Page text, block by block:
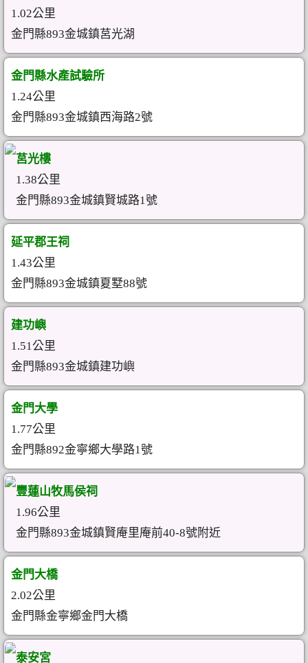
1.02公里
金門縣893金城鎮莒光湖
金門縣水產試驗所
1.24公里
金門縣893金城鎮西海路2號
莒光樓
1.38公里
金門縣893金城鎮賢城路1號
延平郡王祠
1.43公里
金門縣893金城鎮夏墅88號
建功嶼
1.51公里
金門縣893金城鎮建功嶼
金門大學
1.77公里
金門縣892金寧鄉大學路1號
豐蓮山牧馬侯祠
1.96公里
金門縣893金城鎮賢庵里庵前40-8號附近
金門大橋
2.02公里
金門縣金寧鄉金門大橋
泰安宮